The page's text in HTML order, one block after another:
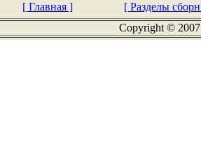
[ Главная ]
[ Разделы
Copyright ©